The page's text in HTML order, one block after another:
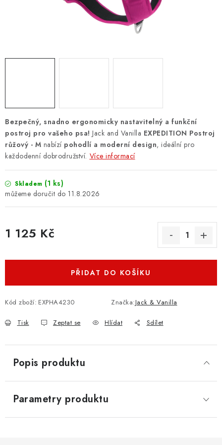
REGISTROVAT
Obchodní podmínky
Doprava a platba Moje objednávka
Bezpečný, snadno ergonomicky nastavitelný a funkční
postroj pro vašeho psa! Jack and Vanilla EXPEDITION Postroj
růžový - M nabízí pohodlí a moderní design, ideální pro
každodenní dobrodružství. Více informací
Skladem (1 ks)
11.8.2026
1 125 Kč
PŘIDAT DO KOŠÍKU
Kód zboží: EXPHA4230 Značka:Jack & Vanilla
Tisk Zeptat se Hlídat Sdílet
Popis produktu
Parametry produktu